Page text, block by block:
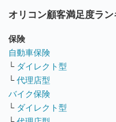
オリコン顧客満足度ラ
保険
自動車保険
└ ダイレクト型
└ 代理店型
バイク保険
└ ダイレクト型